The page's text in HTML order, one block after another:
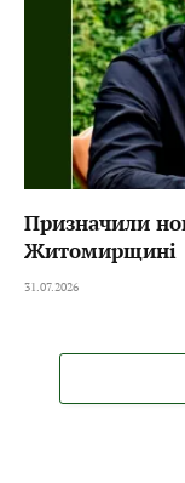
Призначили
Житомирщині
31.07.2026